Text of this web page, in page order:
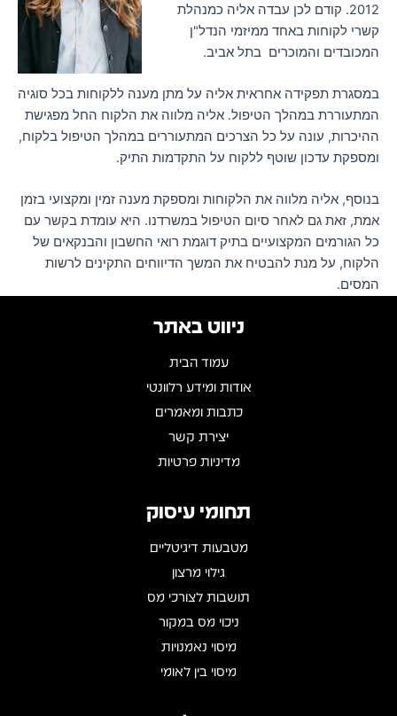
2012. קודם לכן עבדה אליה כמנהלת
קשרי לקוחות באחד ממיזמי הנדל"ן
המכובדים והמוכרים בתל אביב.
במסגרת תפקידה אחראית אליה על מתן מענה ללקוחות בכל סוגיה
המתעוררת במהלך הטיפול. אליה מלווה את הלקוח החל מפגישת
ההיכרות, עונה על כל הצרכים המתעוררים במהלך הטיפול בלקוח,
ומספקת עדכון שוטף ללקוח על התקדמות התיק.
בנוסף, אליה מלווה את הלקוחות ומספקת מענה זמין ומקצועי בזמן
אמת, זאת גם לאחר סיום הטיפול במשרדנו. היא עומדת בקשר עם
כל הגורמים המקצועיים בתיק דוגמת רואי החשבון והבנקאים של
הלקוח, על מנת להבטיח את המשך הדיווחים התקינים לרשות
המסים.
ניווט באתר
עמוד הבית
אודות ומידע רלוונטי
כתבות ומאמרים
יצירת קשר
מדיניות פרטיות
תחומי עיסוק
מטבעות דיגיטליים
גילוי מרצון
תושבות לצורכי מס
ניכוי מס במקור
מיסוי נאמנויות
מיסוי בין לאומי